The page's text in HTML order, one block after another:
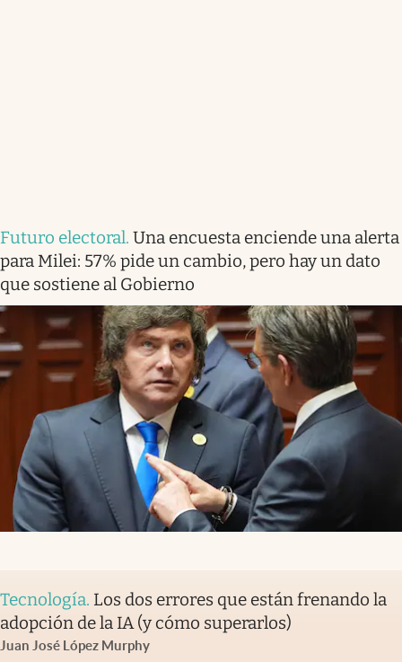
Futuro electoral. Una encuesta enciende una alerta
para Milei: 57% pide un cambio, pero hay un dato
que sostiene al Gobierno
Tecnología. Los dos errores que están frenando la
adopción de la IA (y cómo superarlos)
Juan José López Murphy